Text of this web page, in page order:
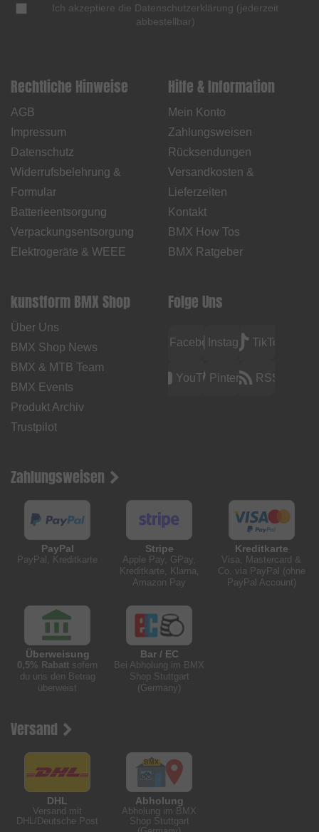
Ich akzeptiere die Datenschutzerklärung (jederzeit
abbestellbar)
Rechtliche Hinweise
AGB
Impressum
Datenschutz
Widerrufsbelehrung &
Formular
Batterieentsorgung
Verpackungsentsorgung
Elektrogeräte & WEEE
Hilfe & Information
Mein Konto
Zahlungsweisen
Rücksendungen
Versandkosten &
Lieferzeiten
Kontakt
BMX How Tos
BMX Ratgeber
kunstform BMX Shop
Über Uns
BMX Shop News
BMX & MTB Team
BMX Events
Produkt Archiv
Trustpilot
Folge Uns
FacebookInstagramTikTok
YouTubePinterest RSS
Zahlungsweisen
PayPal
PayPal, Kreditkarte
Stripe
Apple Pay, GPay,
Kreditkarte, Klarna,
Amazon Pay
Kreditkarte
Visa, Mastercard &
Co. via PayPal (ohne
PayPal Account)
Überweisung
0,5% Rabatt sofern
du uns den Betrag
überweist
Bar / EC
Bei Abholung im BMX
Shop Stuttgart
(Germany)
Versand
DHL
Versand mit
DHL/Deutsche Post
Abholung
Abholung im BMX
Shop Stuttgart